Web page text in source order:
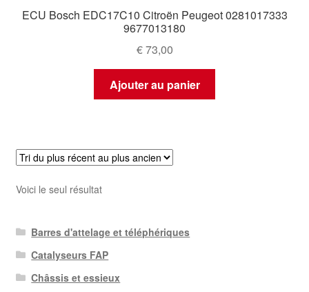
ECU Bosch EDC17C10 Citroën Peugeot 0281017333
9677013180
€73,00
Ajouter au panier
Voici le seul résultat
Barres d'attelage et téléphériques
Catalyseurs FAP
Châssis et essieux